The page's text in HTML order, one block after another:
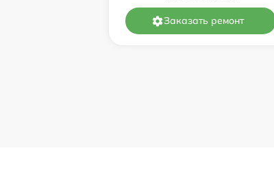
Заказать ремонт